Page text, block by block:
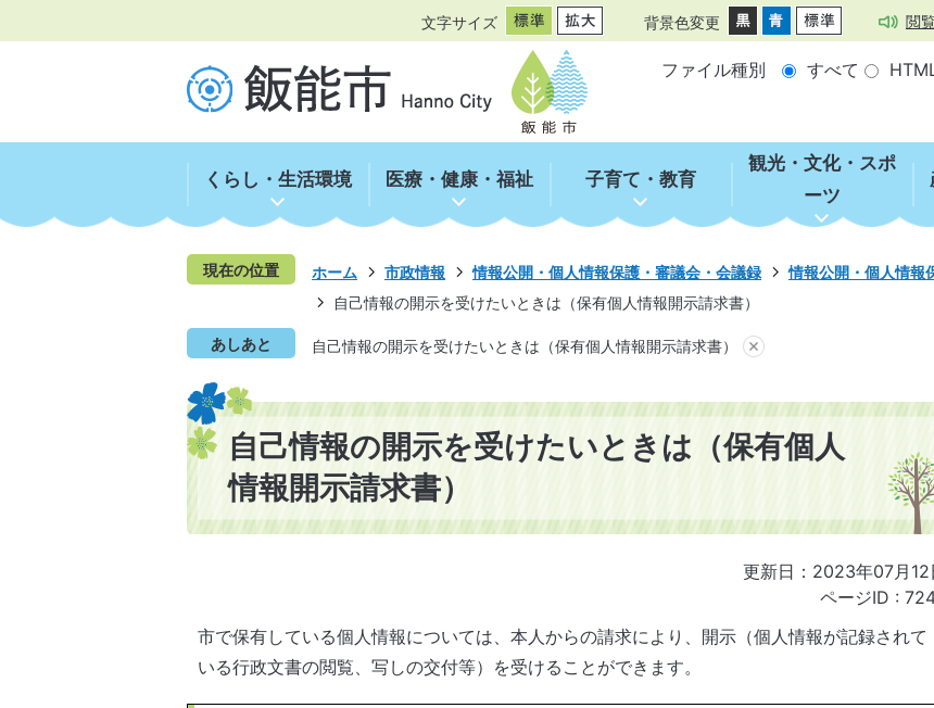
文字サイズ 背景色変更 閲
ファイル種別 すべて
くらし・生活環境 医療・健康・福祉 子育て・教育
観光・文化・スポ
ーツ
現在の位置 ホーム 市政情報 情報公開・個人情報保護・審議会・会議録
情報公開・個人情報
自己情報の開示を受けたいときは（保有個人情報開示請求書）
あしあと 自己情報の開示を受けたいときは（保有個人情報開示請求書）
自己情報の開示を受けたいときは（保有個人
情報開示請求書）
更新日：2023年07月12
ページID :
市で保有している個人情報については、本人からの請求により、開示（個人情報が記録されて
いる行政文書の閲覧、写しの交付等）を受けることができます。